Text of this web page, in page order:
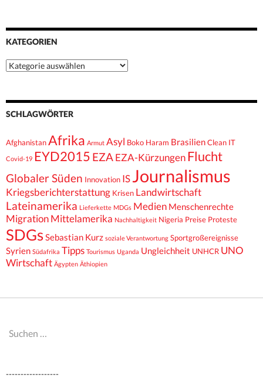
KATEGORIEN
Kategorien
SCHLAGWÖRTER
AfghanistanAfrika Armut Asyl Boko Haram BrasilienClean IT
Covid-19 EYD2015 EZA EZA-Kürzungen Flucht
Globaler Süden Innovation IS Journalismus
Kriegsberichterstattung Krisen Landwirtschaft
Lateinamerika Lieferkette MDGs Medien Menschenrechte
Migration Mittelamerika Nachhaltigkeit Nigeria Preise Proteste
SDGsSebastian Kurz soziale Verantwortung Sportgroßereignisse
Syrien Südafrika Tipps Tourismus Uganda Ungleichheit UNHCR UNO
Wirtschaft Ägypten Äthiopien
Suchen
------------------